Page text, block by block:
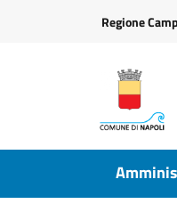
Regione